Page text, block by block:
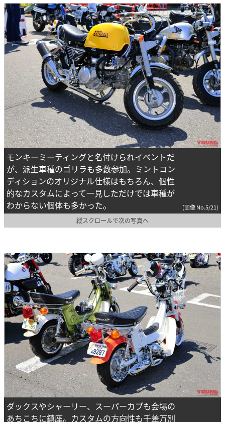
モンキーミーティングと名付けられイベントだ
が、派生車種のゴリラも多数参加。ミントコン
ディションのオリジナル仕様はもちろん、個性
的なカスタムによって一見しただけでは車種が
わからない個体も多かった。
(画像 No.5/21)
縦スクロールで次の写真へ
ダックスやシャーリー、スーパーカブも会場の
あちこちに鎮座。カスタムの方向性も千差万別